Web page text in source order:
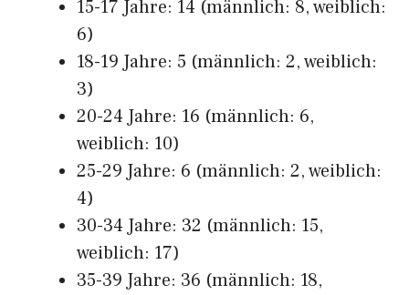
15-17 Jahre: 14 (männlich: 8, weiblich:
6)
18-19 Jahre: 5 (männlich: 2, weiblich:
3)
20-24 Jahre: 16 (männlich: 6,
weiblich: 10)
25-29 Jahre: 6 (männlich: 2, weiblich:
4)
30-34 Jahre: 32 (männlich: 15,
weiblich: 17)
35-39 Jahre: 36 (männlich: 18,